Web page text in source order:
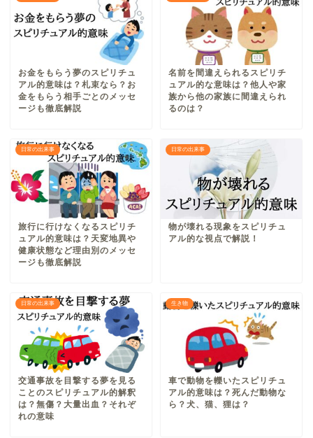
お金をもらう夢のスピリチュ
アル的意味は？札束なら？お
金をもらう相手ごとのメッセ
ージも徹底解説
名前を間違えられるスピリチ
ュアル的な意味は？他人や家
族から他の家族に間違えられ
るのは？
日常の出来事
旅行に行けなくなるスピリチ
ュアル的意味は？天変地異や
健康状態など理由別のメッセ
ージも徹底解説
日常の出来事
物が壊れる現象をスピリチュ
アル的な視点で解説！
日常の出来事
交通事故を目撃する夢を見る
ことのスピリチュアル的解釈
は？無傷？大量出血？それぞ
れの意味
生き物
車で動物を轢いたスピリチュ
アル的意味は？死んだ動物な
ら？犬、猫、狸は？